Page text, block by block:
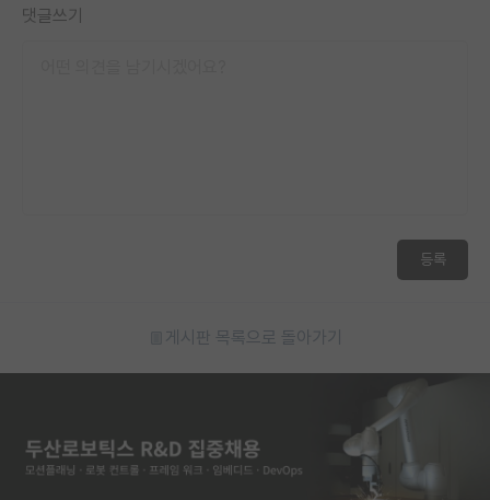
재팬라운지 🌸
댓글쓰기
등록
게시판 목록으로 돌아가기